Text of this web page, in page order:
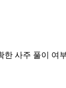
사주 풀이 여